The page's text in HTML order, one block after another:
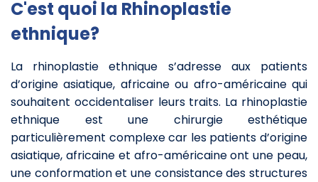
C'est quoi la Rhinoplastie
ethnique?
La rhinoplastie ethnique s’adresse aux patients
d’origine asiatique, africaine ou afro-américaine qui
souhaitent occidentaliser leurs traits. La rhinoplastie
ethnique est une chirurgie esthétique
particulièrement complexe car les patients d’origine
asiatique, africaine et afro-américaine ont une peau,
une conformation et une consistance des structures